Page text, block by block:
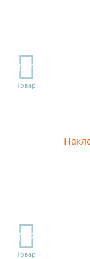
TOP
Товар
TOP
Товар